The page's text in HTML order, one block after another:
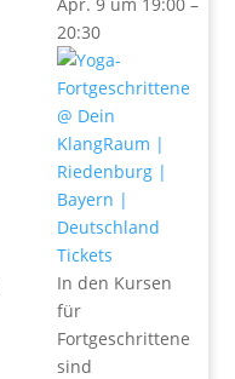
20:30
Tickets
In den Kursen
für
Fortgeschrittene
sind